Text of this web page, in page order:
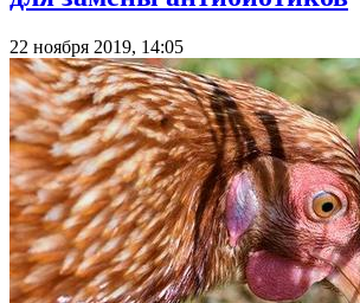
22 ноября 2019, 14:05